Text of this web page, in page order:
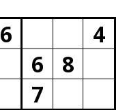
6
4
6
8
7